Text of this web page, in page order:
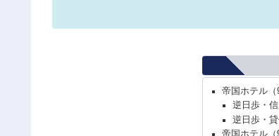
帝国ホテル
逆日歩・
逆日歩・